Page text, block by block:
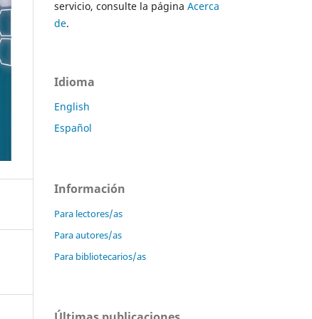
servicio, consulte la página Acerca
de.
Idioma
English
Español
Información
Para lectores/as
Para autores/as
Para bibliotecarios/as